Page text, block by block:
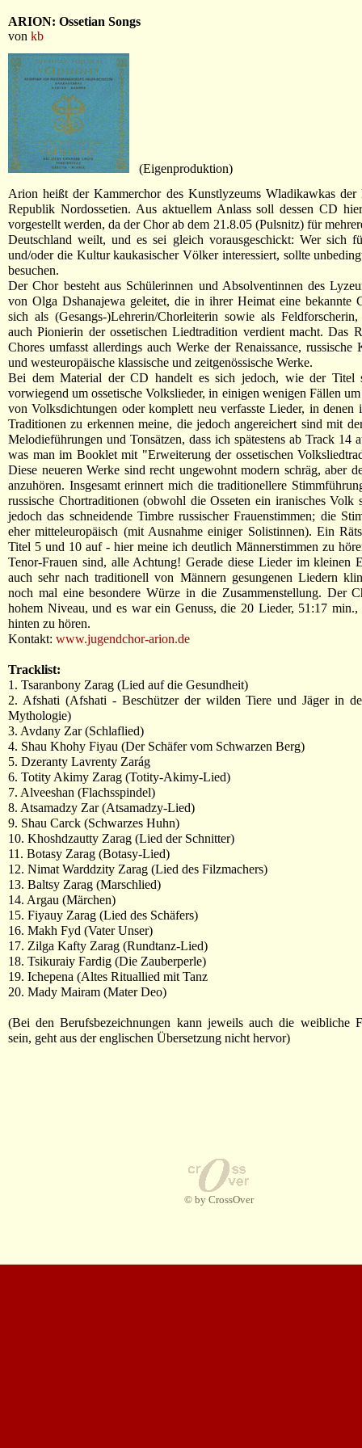
ARION: Ossetian Songs
von kb
(Eigenproduktion)
Arion heißt der Kammerchor des Kunstlyzeums Wladikawkas der
Republik Nordossetien. Aus aktuellem Anlass soll dessen CD
vorgestellt werden, da der Chor ab dem 21.8.05 (Pulsnitz) für
Deutschland weilt, und es sei gleich vorausgeschickt: Wer sich
und/oder die Kultur kaukasischer Völker interessiert, sollte
besuchen.
Der Chor besteht aus Schülerinnen und Absolventinnen des
von Olga Dshanajewa geleitet, die in ihrer Heimat eine bekannte
sich als (Gesangs-)Lehrerin/Chorleiterin sowie als
auch Pionierin der ossetischen Liedtradition verdient macht. Das
Chores umfasst allerdings auch Werke der Renaissance, russische
und westeuropäische klassische und zeitgenössische Werke.
Bei dem Material der CD handelt es sich jedoch, wie der Titel
vorwiegend um ossetische Volkslieder, in einigen wenigen Fällen
von Volksdichtungen oder komplett neu verfasste Lieder, in denen
Traditionen zu erkennen meine, die jedoch angereichert sind mit
Melodieführungen und Tonsätzen, dass ich spätestens ab Track 14
was man im Booklet mit "Erweiterung der ossetischen
Diese neueren Werke sind recht ungewohnt modern schräg, aber
anzuhören. Insgesamt erinnert mich die traditionellere
russische Chortraditionen (obwohl die Osseten ein iranisches Volk
jedoch das schneidende Timbre russischer Frauenstimmen; die
eher mitteleuropäisch (mit Ausnahme einiger Solistinnen). Ein
Titel 5 und 10 auf - hier meine ich deutlich Männerstimmen zu
Tenor-Frauen sind, alle Achtung! Gerade diese Lieder im kleinen
auch sehr nach traditionell von Männern gesungenen Liedern
noch mal eine besondere Würze in die Zusammenstellung. Der
hohem Niveau, und es war ein Genuss, die 20 Lieder, 51:17
hinten zu hören.
Kontakt: www.jugendchor-arion.de
Tracklist:
1. Tsaranbony Zarag (Lied auf die Gesundheit)
2. Afshati (Afshati - Beschützer der wilden Tiere und Jäger in
Mythologie)
3. Avdany Zar (Schlaflied)
4. Shau Khohy Fiyau (Der Schäfer vom Schwarzen Berg)
5. Dzeranty Lavrenty Zarág
6. Totity Akimy Zarag (Totity-Akimy-Lied)
7. Alveeshan (Flachsspindel)
8. Atsamadzy Zar (Atsamadzy-Lied)
9. Shau Carck (Schwarzes Huhn)
10. Khoshdzautty Zarag (Lied der Schnitter)
11. Botasy Zarag (Botasy-Lied)
12. Nimat Warddzity Zarag (Lied des Filzmachers)
13. Baltsy Zarag (Marschlied)
14. Argau (Märchen)
15. Fiyauy Zarag (Lied des Schäfers)
16. Makh Fyd (Vater Unser)
17. Zilga Kafty Zarag (Rundtanz-Lied)
18. Tsikuraiy Fardig (Die Zauberperle)
19. Ichepena (Altes Rituallied mit Tanz
20. Mady Mairam (Mater Deo)
(Bei den Berufsbezeichnungen kann jeweils auch die weibliche
sein, geht aus der englischen Übersetzung nicht hervor)
© by CrossOver